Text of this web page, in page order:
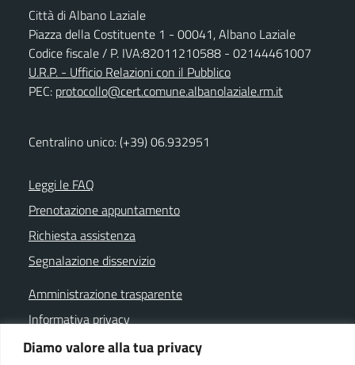
Diamo valore alla tua privacy
Città di Albano Laziale
Piazza della Costituente 1 - 00041, Albano Laziale
Codice fiscale / P. IVA:82011210588 - 02144461007
U.R.P. - Ufficio Relazioni con il Pubblico
PEC: protocollo@cert.comune.albanolaziale.rm.it
Centralino unico: (+39) 06.932951
Leggi le FAQ
Prenotazione appuntamento
Richiesta assistenza
Segnalazione disservizio
Amministrazione trasparente
Informativa privacy
Note legali